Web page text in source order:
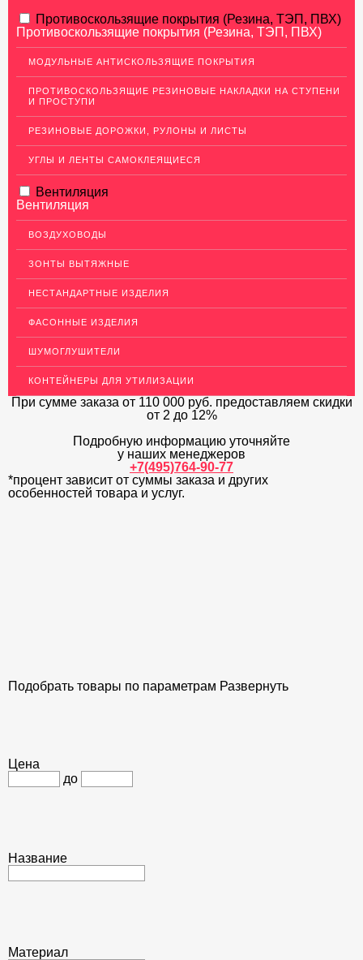
АЛЮМИНИЕВЫЙ ПРОКАТ
НЕРЖАВЕЮЩАЯ СТАЛЬ
МЕДНЫЙ ПРОКАТ
ЛАТУННЫЙ ПРОКАТ
Латунные листы
Уголок латунный
Латунная полоса
Латунный прокат Л63
Сетка латунная
Ковродержатели Латунь
ДЕКОРАТИВНЫЙ УГОЛОК
МЕТАЛЛИЧЕСКИЕ ПОРОГИ НАПОЛЬНЫЕ (ДЛЯ ПОЛА),
РАСКЛАДКА, ПЛИНТУС
Противоскользящие покрытия (Резина, ТЭП, ПВХ)
Противоскользящие покрытия (Резина, ТЭП, ПВХ)
МОДУЛЬНЫЕ АНТИСКОЛЬЗЯЩИЕ ПОКРЫТИЯ
ПРОТИВОСКОЛЬЗЯЩИЕ РЕЗИНОВЫЕ НАКЛАДКИ НА СТУПЕНИ
И ПРОСТУПИ
РЕЗИНОВЫЕ ДОРОЖКИ, РУЛОНЫ И ЛИСТЫ
УГЛЫ И ЛЕНТЫ САМОКЛЕЯЩИЕСЯ
Вентиляция
Вентиляция
ВОЗДУХОВОДЫ
ЗОНТЫ ВЫТЯЖНЫЕ
НЕСТАНДАРТНЫЕ ИЗДЕЛИЯ
ФАСОННЫЕ ИЗДЕЛИЯ
ШУМОГЛУШИТЕЛИ
КОНТЕЙНЕРЫ ДЛЯ УТИЛИЗАЦИИ
При сумме заказа от 110 000 руб. предоставляем скидки
от 2 до 12%
Подробную информацию уточняйте
у наших менеджеров
+7(495)764-90-77
*процент зависит от суммы заказа и других
особенностей товара и услуг.
Подобрать товары по параметрам Развернуть
Цена
до
Название
Материал